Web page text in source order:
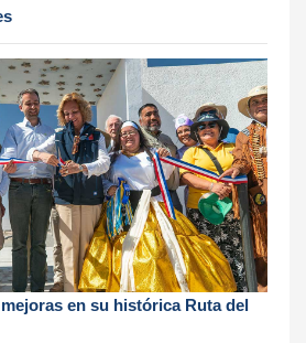
en su histórica Ruta del